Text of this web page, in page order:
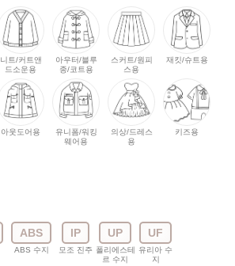
니트/커트앤
드소운용
아우터/블루
종/코트용
스커트/원피
스용
재킷/슈트용
아웃도어용
유니폼/워킹
웨어용
의상/드레스
용
키즈용
ABS
ABS 수지
IP
모조 진주
UP
폴리에스테
르 수지
UF
유리아 수
지